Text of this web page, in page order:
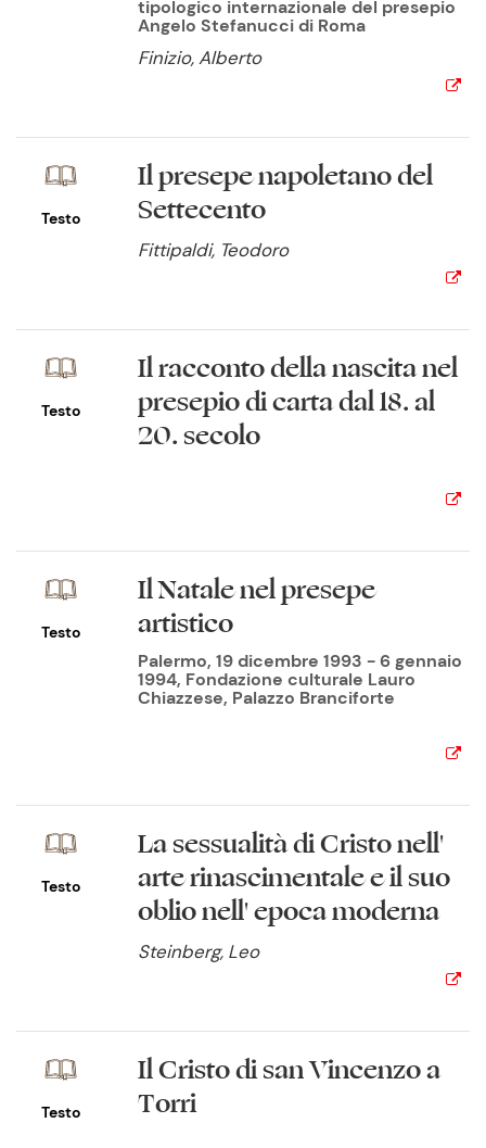
tipologico internazionale del presepio
Angelo Stefanucci di Roma
Finizio, Alberto
Testo
Il presepe napoletano del
Settecento
Fittipaldi, Teodoro
Testo
Il racconto della nascita nel
presepio di carta dal 18. al
20. secolo
Testo
Il Natale nel presepe
artistico
Palermo, 19 dicembre 1993 - 6 gennaio
1994, Fondazione culturale Lauro
Chiazzese, Palazzo Branciforte
Testo
La sessualità di Cristo nell'
arte rinascimentale e il suo
oblio nell' epoca moderna
Steinberg, Leo
Testo
Il Cristo di san Vincenzo a
Torri